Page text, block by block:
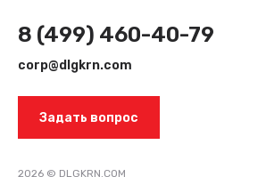
8 (499) 460-40-79
corp@dlgkrn.com
Задать вопрос
2026 © DLGKRN.COM